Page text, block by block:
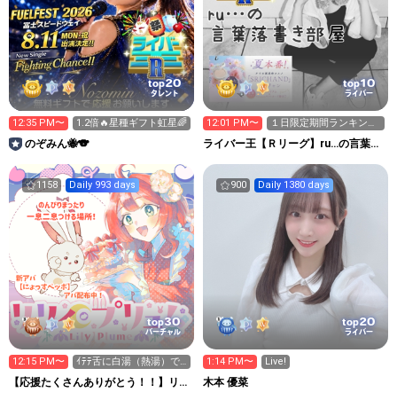
top20
タレント
12:35 PM〜 1.2倍🔥星種ギフト虹星🌈
のぞみん🐝🐨
top10
ライバー
12:01 PM〜
１日限定期間ランキング
中！何でもくだしゃい！
ライバー王【Ｒリーグ】ru…の言葉落
1158 Daily 993 days
top30
バーチャル
12:15 PM〜
ｲﾃﾃ舌に白湯（熱湯）で
とどめを刺すぷりゅむ
【応援たくさんありがとう！！】リリ
900 Daily 1380 days
top20
ライバー
1:14 PM〜 Live!
木本 優菜